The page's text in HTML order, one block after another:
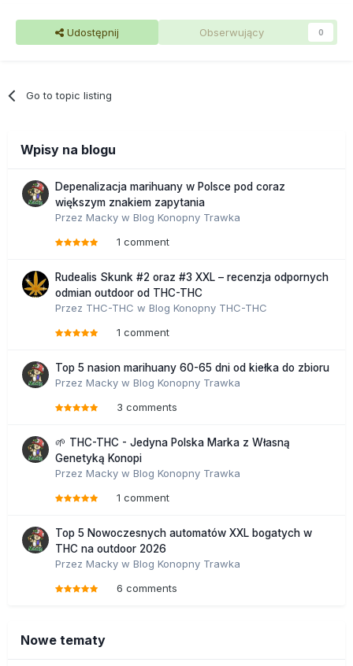
Udostępnij Obserwujący 0
Go to topic listing
Wpisy na blogu
Depenalizacja marihuany w Polsce pod coraz
większym znakiem zapytania
Przez Macky w Blog Konopny Trawka
1 comment
Rudealis Skunk #2 oraz #3 XXL – recenzja odpornych
odmian outdoor od THC-THC
Przez THC-THC w Blog Konopny THC-THC
1 comment
Top 5 nasion marihuany 60-65 dni od kiełka do zbioru
Przez Macky w Blog Konopny Trawka
3 comments
🌱 THC-THC - Jedyna Polska Marka z Własną
Genetyką Konopi
Przez Macky w Blog Konopny Trawka
1 comment
Top 5 Nowoczesnych automatów XXL bogatych w
THC na outdoor 2026
Przez Macky w Blog Konopny Trawka
6 comments
Nowe tematy